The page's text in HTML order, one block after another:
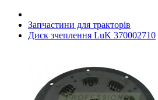
Запчастини для тракторів
Диск зчеплення LuK 370002710